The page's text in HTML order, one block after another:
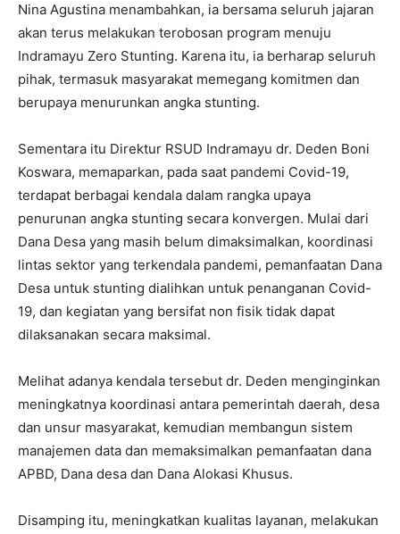
Nina Agustina menambahkan, ia bersama seluruh jajaran
akan terus melakukan terobosan program menuju
Indramayu Zero Stunting. Karena itu, ia berharap seluruh
pihak, termasuk masyarakat memegang komitmen dan
berupaya menurunkan angka stunting.
Sementara itu Direktur RSUD Indramayu dr. Deden Boni
Koswara, memaparkan, pada saat pandemi Covid-19,
terdapat berbagai kendala dalam rangka upaya
penurunan angka stunting secara konvergen. Mulai dari
Dana Desa yang masih belum dimaksimalkan, koordinasi
lintas sektor yang terkendala pandemi, pemanfaatan Dana
Desa untuk stunting dialihkan untuk penanganan Covid-
19, dan kegiatan yang bersifat non fisik tidak dapat
dilaksanakan secara maksimal.
Melihat adanya kendala tersebut dr. Deden menginginkan
meningkatnya koordinasi antara pemerintah daerah, desa
dan unsur masyarakat, kemudian membangun sistem
manajemen data dan memaksimalkan pemanfaatan dana
APBD, Dana desa dan Dana Alokasi Khusus.
Disamping itu, meningkatkan kualitas layanan, melakukan